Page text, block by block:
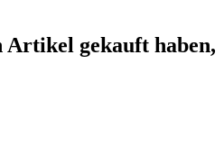
Artikel gekauft haben,